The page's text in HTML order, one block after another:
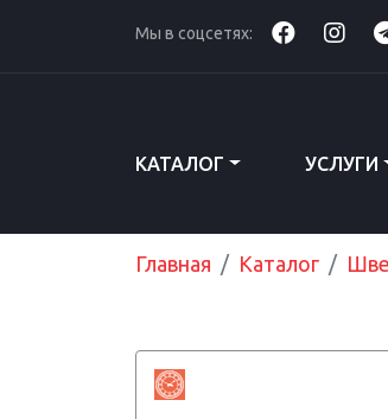
Мы в соцсетях:
КАТАЛОГ УСЛУГИ
Главная Каталог